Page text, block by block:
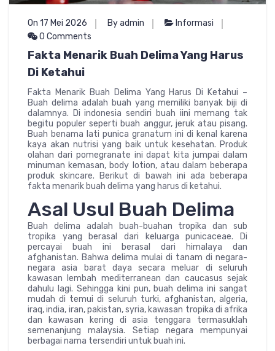
On 17 Mei 2026 By admin
Informasi
0 Comments
Fakta Menarik Buah Delima Yang Harus
Di Ketahui
Fakta Menarik Buah Delima Yang Harus Di Ketahui –
Buah delima adalah buah yang memiliki banyak biji di
dalamnya. Di indonesia sendiri buah iini memang tak
begitu populer seperti buah anggur, jeruk atau pisang.
Buah benama lati punica granatum ini di kenal karena
kaya akan nutrisi yang baik untuk kesehatan. Produk
olahan dari pomegranate ini dapat kita jumpai dalam
minuman kemasan, body lotion, atau dalam beberapa
produk skincare. Berikut di bawah ini ada beberapa
fakta menarik buah delima yang harus di ketahui.
Asal Usul Buah Delima
Buah delima adalah buah-buahan tropika dan sub
tropika yang berasal dari keluarga punicaceae. Di
percayai buah ini berasal dari himalaya dan
afghanistan. Bahwa delima mulai di tanam di negara-
negara asia barat daya secara meluar di seluruh
kawasan lembah mediterranean dan caucasus sejak
dahulu lagi. Sehingga kini pun, buah delima ini sangat
mudah di temui di seluruh turki, afghanistan, algeria,
iraq, india, iran, pakistan, syria, kawasan tropika di afrika
dan kawasan kering di asia tenggara termasuklah
semenanjung malaysia. Setiap negara mempunyai
berbagai nama tersendiri untuk buah ini.